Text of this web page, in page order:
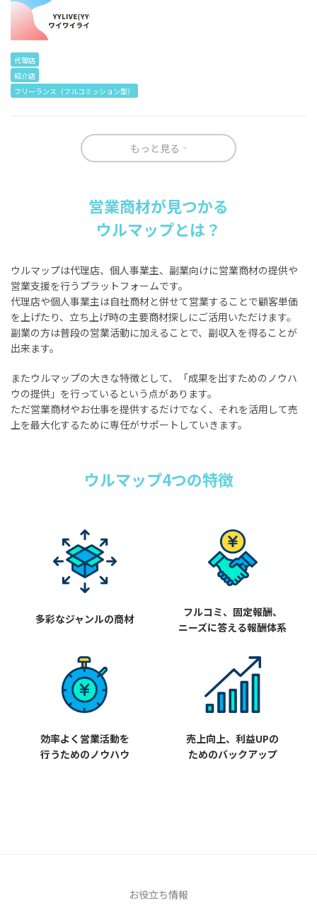
代理店
紹介店
フリーランス（フルコミッション型）
もっと見る
営業商材が見つかる
ウルマップとは？
ウルマップは代理店、個人事業主、副業向けに営業商材の提供や
営業支援を行うプラットフォームです。
代理店や個人事業主は自社商材と併せて営業することで顧客単価
を上げたり、立ち上げ時の主要商材探しにご活用いただけます。
副業の方は普段の営業活動に加えることで、副収入を得ることが
出来ます。
またウルマップの大きな特徴として、「成果を出すためのノウハ
ウの提供」を行っているという点があります。
ただ営業商材やお仕事を提供するだけでなく、それを活用して売
上を最大化するために専任がサポートしていきます。
ウルマップ4つの特徴
多彩なジャンルの商材
フルコミ、固定報酬、
ニーズに答える報酬体系
効率よく営業活動を
行うためのノウハウ
売上向上、利益UPの
ためのバックアップ
お役立ち情報